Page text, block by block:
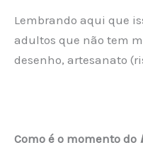
Lembrando aqui que
adultos que não tem
desenho, artesanato
Como é o momento do